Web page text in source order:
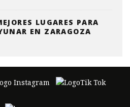
LUGARES PARA
EN ZARAGOZA